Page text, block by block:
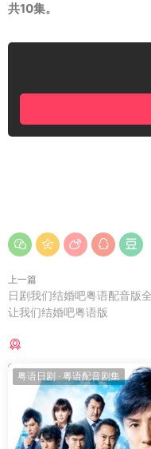
共10集。
上一篇
日剧我们结婚吧粤语配音版
让我们结婚吧粤语版
粤语日剧 · 粤语配音剧集